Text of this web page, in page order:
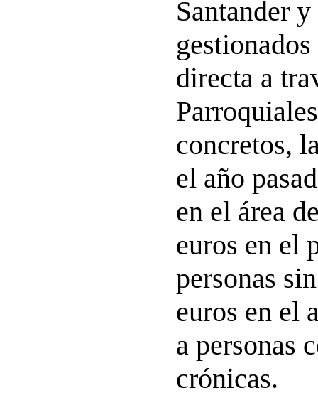
Santander
directa a
concretos,
el año
en el área
euros en el
personas
euros en el
a personas
crónicas.